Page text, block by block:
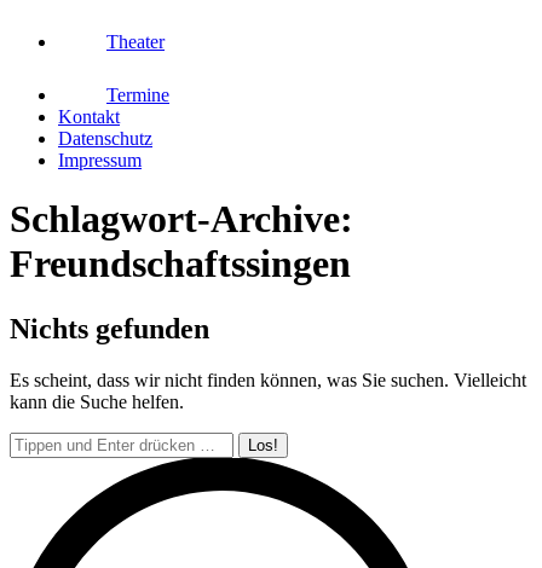
Theater
Termine
Kontakt
Datenschutz
Impressum
Schlagwort-Archive:
Freundschaftssingen
Nichts gefunden
Es scheint, dass wir nicht finden können, was Sie suchen. Vielleicht
kann die Suche helfen.
Search: